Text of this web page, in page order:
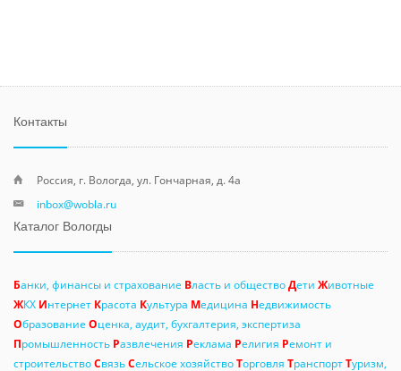
Контакты
Россия, г. Вологда, ул. Гончарная, д. 4а
inbox@wobla.ru
Каталог Вологды
Банки, финансы и страхование Власть и обществоДети Животные
ЖКХ Интернет Красота Культура Медицина Недвижимость
Образование Оценка, аудит, бухгалтерия, экспертиза
Промышленность Развлечения Реклама Религия Ремонт и
строительствоСвязьСельское хозяйствоТорговля ТранспортТуризм,